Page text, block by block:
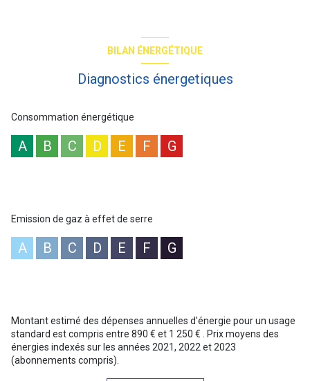
Copropriété : 886 lots dont 310 lots principaux. Quote-part budget
prévisionnel annuel : 2787 euros. Nouveau DPE Classe d'énergie E
(241kWh/m²an d'énergie primaire et 234 en énergie finale) / GES
E (52kgCO²/m²an) / 890-1250E estimation des prix moyens des
froide et chaude et chauffage inclus dans les charges. "Les
informations sur les risques auxquels ce bien est exposé sont
disponibles sur le site Géorisques : www.georisques.gouv.fr". Prix
affiché honoraires inclus à 3.99%TTC.
BILAN ÉNERGÉTIQUE
Diagnostics énergetiques
Consommation énergétique
A B C D E F G
Emission de gaz à effet de serre
A B C D E F G
Montant estimé des dépenses annuelles d'énergie pour un usage
standard est compris entre 890 € et 1 250 € . Prix moyens des
énergies indexés sur les années 2021, 2022 et 2023
(abonnements compris).